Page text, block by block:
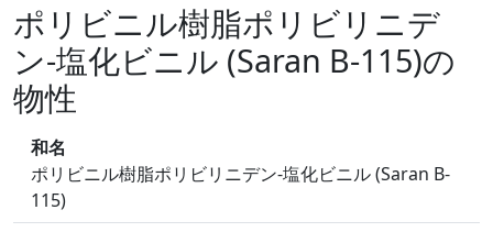
ポリビニル樹脂ポリビリニデ
ン-塩化ビニル (Saran B-115)の
物性
和名
ポリビニル樹脂ポリビリニデン-塩化ビニル (Saran B-
115)